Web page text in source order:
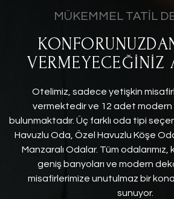
MÜKEMMEL TATİL
VERMEYECEĞİNİZ
Otelimiz, sadece yetişkin
vermektedir ve 12 adet modern
bulunmaktadır. Üç farklı oda tipi
Havuzlu Oda, Özel Havuzlu Köşe
Manzaralı Odalar. Tüm
geniş banyoları ve modern
misafirlerimize unutulmaz bir
sunuyor.